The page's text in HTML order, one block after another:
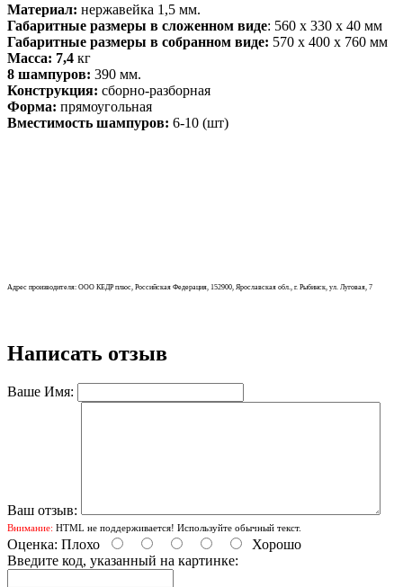
Материал: нержавейка 1,5 мм.
Габаритные размеры в сложенном виде: 560 x 330 x 40 мм
Габаритные размеры в собранном виде: 570 x 400 x 760 мм
Масса: 7,4 кг
​8 шампуров: 390 мм.
Конструкция: сборно-разборная
Форма: прямоугольная
Вместимость шампуров: 6-10 (шт)
Адрес производителя: ООО КЕДР плюс, Российская Федерация, 152900, Ярославская обл., г. Рыбинск, ул. Луговая, 7
Написать отзыв
Ваше Имя:
Ваш отзыв:
Внимание: HTML не поддерживается! Используйте обычный текст.
Оценка: Плохо
Хорошо
Введите код, указанный на картинке: